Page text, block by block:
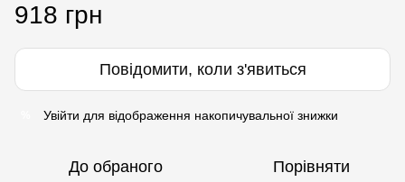
918 грн
Повідомити, коли з'явиться
Увійти для відображення накопичувальної знижки
До обраного Порівняти